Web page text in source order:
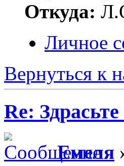
Откуда:
Личное
Вернуться к
Re:
Емеля